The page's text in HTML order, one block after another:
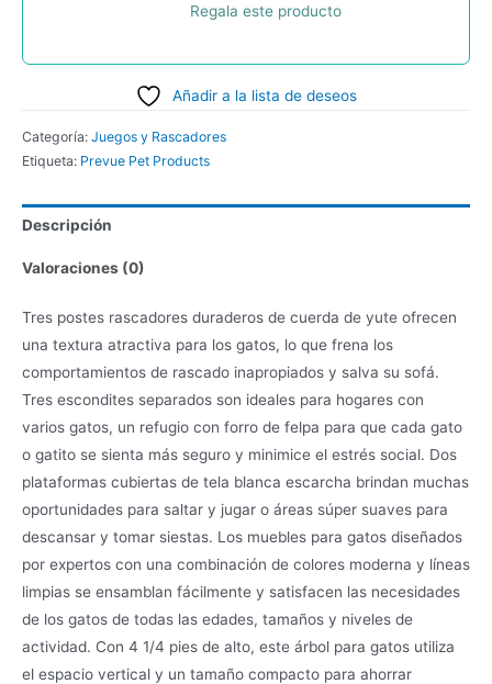
Regala este producto
Añadir a la lista de deseos
Categoría: Juegos y Rascadores
Etiqueta: Prevue Pet Products
Descripción
Valoraciones (0)
Tres postes rascadores duraderos de cuerda de yute ofrecen
una textura atractiva para los gatos, lo que frena los
comportamientos de rascado inapropiados y salva su sofá.
Tres escondites separados son ideales para hogares con
varios gatos, un refugio con forro de felpa para que cada gato
o gatito se sienta más seguro y minimice el estrés social. Dos
plataformas cubiertas de tela blanca escarcha brindan muchas
oportunidades para saltar y jugar o áreas súper suaves para
descansar y tomar siestas. Los muebles para gatos diseñados
por expertos con una combinación de colores moderna y líneas
limpias se ensamblan fácilmente y satisfacen las necesidades
de los gatos de todas las edades, tamaños y niveles de
actividad. Con 4 1/4 pies de alto, este árbol para gatos utiliza
el espacio vertical y un tamaño compacto para ahorrar